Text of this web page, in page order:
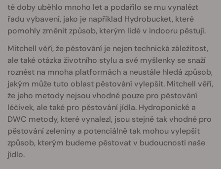
té doby uběhlo mnoho let a podařilo se mu vynalézt
řadu vybavení, jako je například Hydrobucket, které
pomohly změnit způsob, kterým lidé v indooru pěstují.
Mitchell věří, že pěstování je nejen technická záležitost,
ale také otázka životního stylu a své myšlenky se snaží
roznést na mnoha platformách a neustále hledá způsob,
jakým může tuto oblast pěstování vylepšit. Mitchell věří,
že jeho metody nejsou vhodné pouze pro pěstování
léčivek, ale také pro pěstování jídla. Hydroponické a
DWC metody, které vynalezl, jsou stejně tak vhodné pro
pěstování zeleniny a potenciálně tak mohou vylepšit
způsob, kterým budeme pěstovat v budoucnosti naše
jídlo.